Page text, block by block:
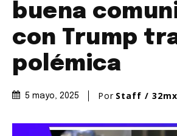
buena
con Trump
polémica
5 mayo, 2025 Por Staff / 32mx